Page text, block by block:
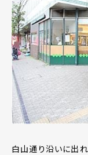
白山通り沿いに出